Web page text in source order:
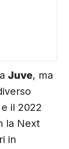
Juve, ma
il 2022
la Next
in